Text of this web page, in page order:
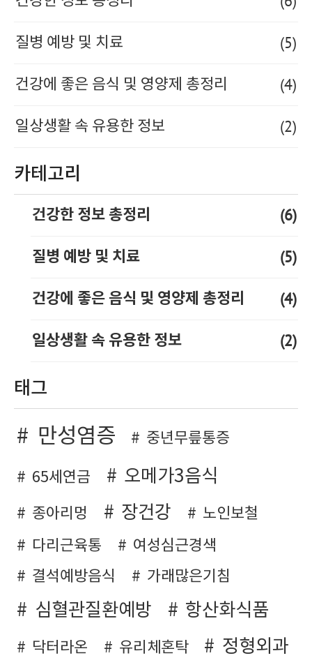
질병 예방 및 치료 (5)
건강에 좋은 음식 및 영양제 총정리 (4)
일상생활 속 유용한 정보 (2)
카테고리
건강한 정보 총정리 (6)
질병 예방 및 치료 (5)
건강에 좋은 음식 및 영양제 총정리 (4)
일상생활 속 유용한 정보 (2)
태그
만성염증 중년무릎통증
65세연금 오메가3음식
종아리멍 장건강
노인보철
다리근육통
여성심근경색
결석예방음식
가래많은기침
심혈관질환예방 항산화식품
닥터라온 유리체혼탁
정형외과